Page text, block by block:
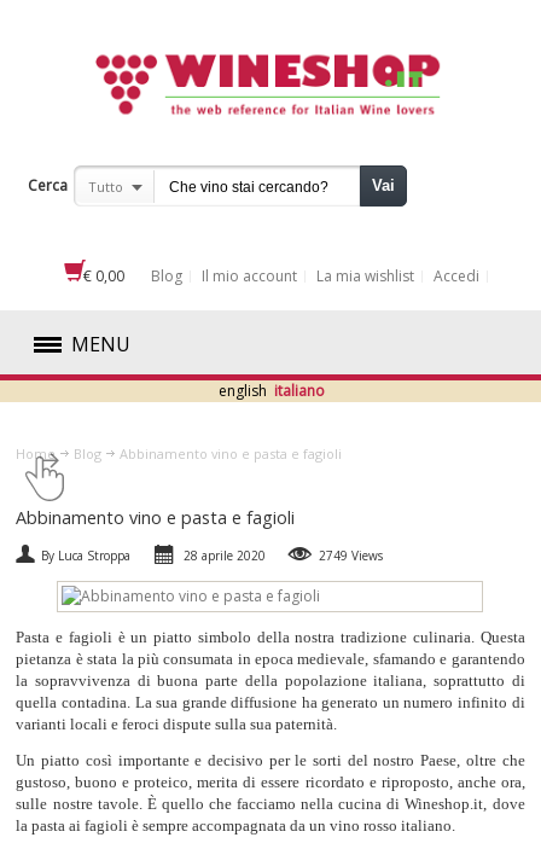
Cerca Tutto Vai
€ 0,00 Blog Il mio account La mia wishlist Accedi
MENU
ROSSI
BIANCHI
ROSATI
SPUMANTI
DESSERT
NON SOLO VINO
REGALI
CLUBWINESHOP.IT
english italiano
Home Blog ​Abbinamento vino e pasta e fagioli​
​Abbinamento vino e pasta e fagioli​
By Luca Stroppa 28 aprile 2020 2749 Views
Pasta e fagioli è un piatto simbolo della nostra tradizione culinaria. Questa
pietanza è stata la più consumata in epoca medievale, sfamando e garantendo
la sopravvivenza di buona parte della popolazione italiana, soprattutto di
quella contadina. La sua grande diffusione ha generato un numero infinito di
varianti locali e feroci dispute sulla sua paternità.
Un piatto così importante e decisivo per le sorti del nostro Paese, oltre che
gustoso, buono e proteico, merita di essere ricordato e riproposto, anche ora,
sulle nostre tavole. È quello che facciamo nella cucina di Wineshop.it, dove
la pasta ai fagioli è sempre accompagnata da un vino rosso italiano.